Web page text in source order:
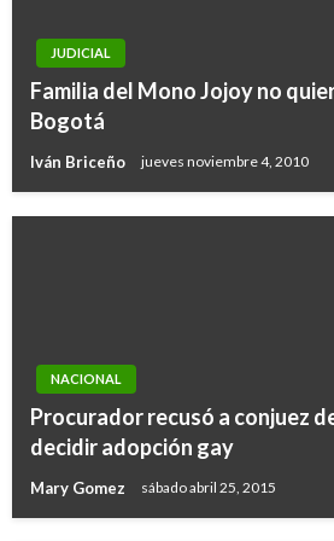
JUDICIAL
Familia del Mono Jojoy no
Bogotá
Iván Briceño jueves noviembre 4, 2010
NACIONAL
Procurador recusó a conjuez
decidir adopción gay
Mary Gomez sábado abril 25, 2015